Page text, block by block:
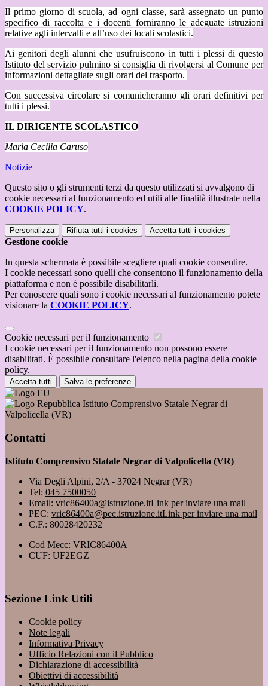
Il primo giorno di scuola, ad ogni classe, sarà assegnato un punto
specifico di raccolta e i docenti forniranno le adeguate istruzioni
relative agli intervalli e all’uso dei locali scolastici.
Ai genitori degli alunni che usufruiscono in tutti i plessi di questo
Istituto del servizio pulmino si consiglia di rivolgersi al Comune per
informazioni dettagliate sugli orari del trasporto.
Con successiva circolare si comunicheranno gli orari definitivi per
tutti i plessi.
IL DIRIGENTE SCOLASTICO
Maria Cecilia Caruso
Notizie
Questo sito o gli strumenti terzi da questo utilizzati si avvalgono di
cookie necessari al funzionamento ed utili alle finalità illustrate nella
COOKIE POLICY.
Personalizza Rifiuta tutti i cookies Accetta tutti i cookies
Gestione cookie
In questa schermata è possibile scegliere quali cookie consentire.
I cookie necessari sono quelli che consentono il funzionamento della
piattaforma e non è possibile disabilitarli.
Per conoscere quali sono i cookie necessari al funzionamento potete
visionare la COOKIE POLICY.
Cookie necessari per il funzionamento
I cookie necessari per il funzionamento non possono essere
disabilitati. È possibile consultare l'elenco nella pagina della cookie
policy.
Accetta tutti Salva le preferenze
Istituto Comprensivo Statale Negrar di
Valpolicella (VR)
Contatti
Istituto Comprensivo Statale Negrar di Valpolicella (VR)
Via Degli Alpini, 2/A - 37024 Negrar (VR)
Tel: 045 7500050
Email: vric86400a@istruzione.itLink per inviare una mail
PEC: vric86400a@pec.istruzione.itLink per inviare una mail
C.F.: 80028420232
Cod Mecc: VRIC86400A
CUF: UF2EGZ
Sezione Link Utili
Cookie policy
Note legali
Informativa Privacy
Ufficio Relazioni con il Pubblico
Dichiarazione di accessibilità
Obiettivi di accessibilità